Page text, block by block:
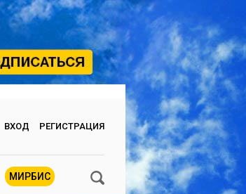
ВХОД РЕГИСТРАЦИЯ
МИРБИС